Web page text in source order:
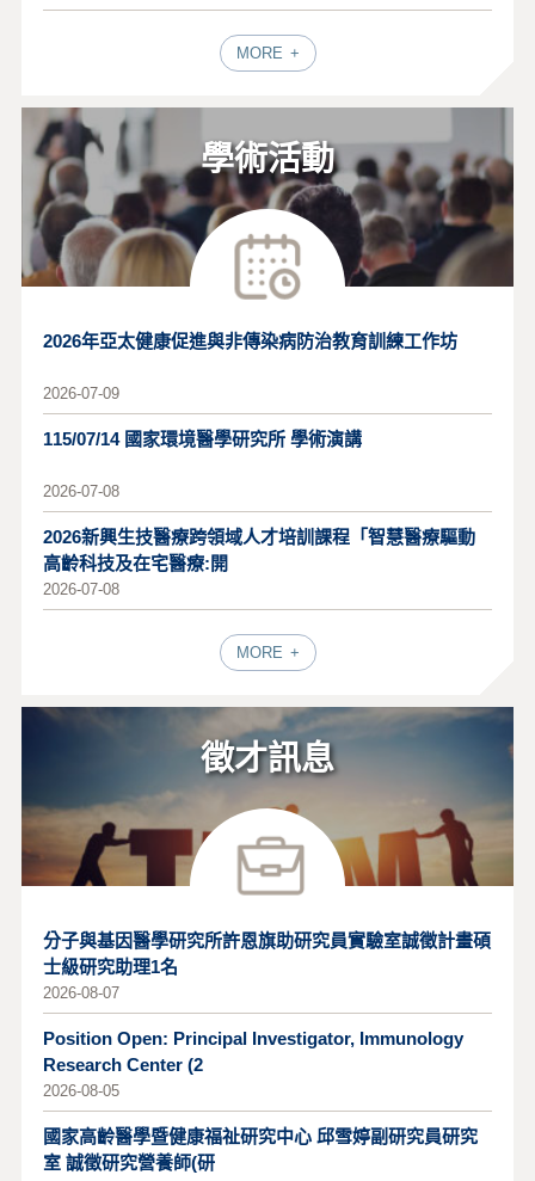
MORE
學術活動
2026年亞太健康促進與非傳染病防治教育訓練工作坊
2026-07-09
115/07/14 國家環境醫學研究所 學術演講
2026-07-08
2026新興生技醫療跨領域人才培訓課程「智慧醫療驅動
高齡科技及在宅醫療:開
2026-07-08
MORE
徵才訊息
分子與基因醫學研究所許恩旗助研究員實驗室誠徵計畫碩
士級研究助理1名
2026-08-07
Position Open: Principal Investigator, Immunology
Research Center (2
2026-08-05
國家高齡醫學暨健康福祉研究中心 邱雪婷副研究員研究
室 誠徵研究營養師(研